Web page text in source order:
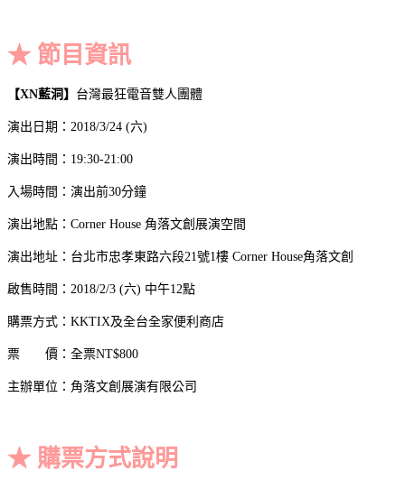
★ 節目資訊
【XN藍洞】 台灣最狂電音雙人團體
演出日期：2018/3/24 (六)
演出時間：19:30-21:00
入場時間：演出前30分鐘
演出地點：Corner House 角落文創展演空間
演出地址：台北市忠孝東路六段21號1樓 Corner House角落文創
啟售時間：2018/2/3 (六) 中午12點
購票方式：KKTIX及全台全家便利商店
票 價：全票NT$800
主辦單位：角落文創展演有限公司
★ 購票方式說明